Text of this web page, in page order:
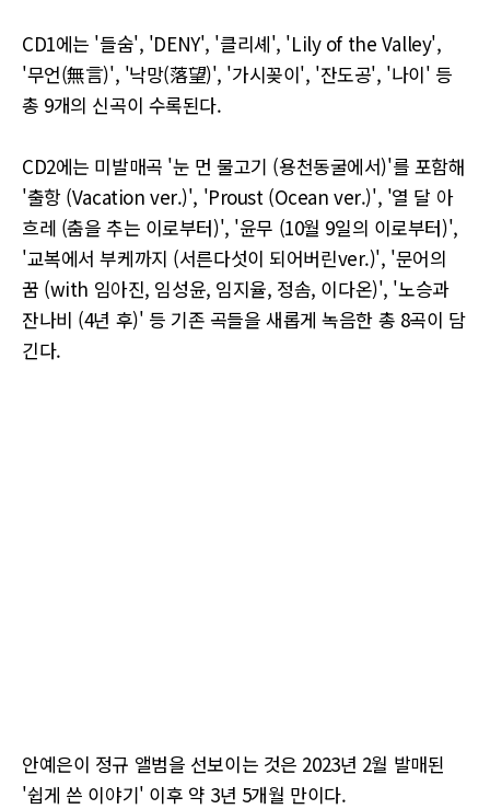
CD1에는 '들숨', 'DENY', '클리셰', 'Lily of the Valley',
'무언(無言)', '낙망(落望)', '가시꽂이', '잔도공', '나이' 등
총 9개의 신곡이 수록된다.
CD2에는 미발매곡 '눈 먼 물고기 (용천동굴에서)'를 포함해
'출항 (Vacation ver.)', 'Proust (Ocean ver.)', '열 달 아
흐레 (춤을 추는 이로부터)', '윤무 (10월 9일의 이로부터)',
'교복에서 부케까지 (서른다섯이 되어버린ver.)', '문어의
꿈 (with 임아진, 임성윤, 임지율, 정솜, 이다온)', '노승과
잔나비 (4년 후)' 등 기존 곡들을 새롭게 녹음한 총 8곡이 담
긴다.
안예은이 정규 앨범을 선보이는 것은 2023년 2월 발매된
'쉽게 쓴 이야기' 이후 약 3년 5개월 만이다.